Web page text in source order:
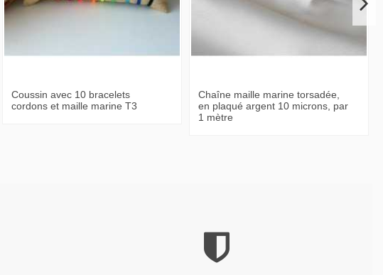
Coussin avec 10 bracelets
cordons et maille marine T3
Chaîne maille marine torsadée,
en plaqué argent 10 microns, par
1 mètre